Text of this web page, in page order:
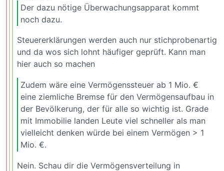
Der dazu nötige Überwachungsapparat kommt
noch dazu.
Steuererklärungen werden auch nur stichprobenartig
und da wos sich lohnt häufiger geprüft. Kann man
hier auch so machen
Zudem wäre eine Vermögenssteuer ab 1 Mio. €
eine ziemliche Bremse für den Vermögensaufbau in
der Bevölkerung, der für alle so wichtig ist. Grade
mit Immobilie landen Leute viel schneller als man
vielleicht denken würde bei einem Vermögen > 1
Mio. €.
Nein. Schau dir die Vermögensverteilung in